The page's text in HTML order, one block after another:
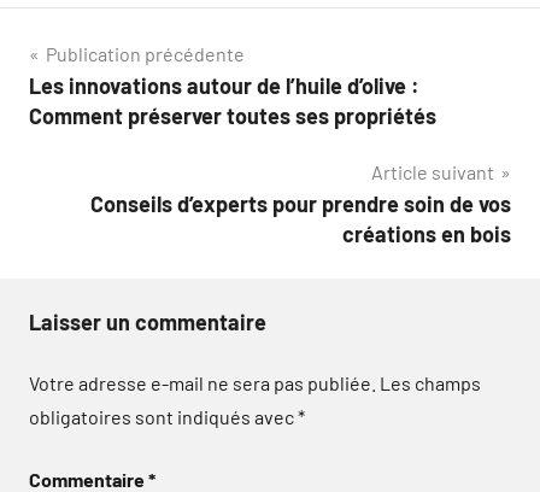
Navigation
de
Publication précédente
Les innovations autour de l’huile d’olive :
Comment préserver toutes ses propriétés
Article suivant
Conseils d’experts pour prendre soin de vos
créations en bois
Laisser un commentaire
Votre adresse e-mail ne sera pas publiée. Les champs
obligatoires sont indiqués avec*
Commentaire*